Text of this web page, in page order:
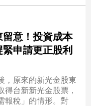
意！投資成本
申請更正股利
，原來的新光金股東
得台新新光金股票，
報稅」的情形。對